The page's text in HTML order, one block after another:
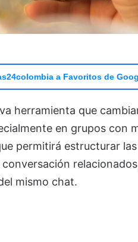
a Favoritos de
herramienta que
en grupos con
permitirá estructurar
mismo chat.